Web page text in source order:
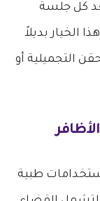
كل جلسة
الخيار بديلاً
التجميلية أو
طبية